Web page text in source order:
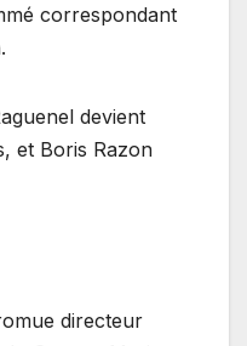
correspondant
devient
et Boris Razon
directeur